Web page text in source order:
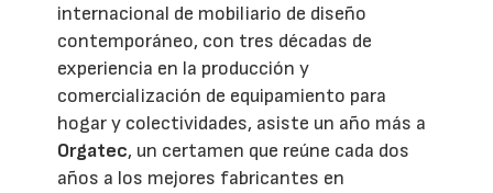
internacional de mobiliario de diseño
contemporáneo, con tres décadas de
experiencia en la producción y
comercialización de equipamiento para
hogar y colectividades, asiste un año más a
Orgatec, un certamen que reúne cada dos
años a los mejores fabricantes en